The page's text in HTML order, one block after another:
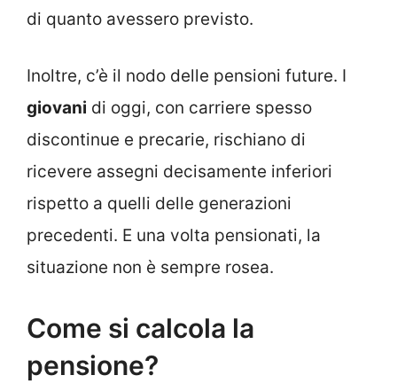
di quanto avessero previsto.
Inoltre, c’è il nodo delle pensioni future. I
giovani di oggi, con carriere spesso
discontinue e precarie, rischiano di
ricevere assegni decisamente inferiori
rispetto a quelli delle generazioni
precedenti. E una volta pensionati, la
situazione non è sempre rosea.
Come si calcola la
pensione?